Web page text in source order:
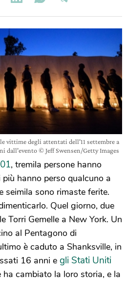
vittime degli attentati dell'11 settembre a
dall'evento © Jeff Swensen/Getty Images
, tremila persone hanno
hanno perso qualcuno a
seimila sono rimaste ferite.
Quel giorno, due
Torri Gemelle a New York. Un
al Pentagono di
è caduto a Shanksville, in
16 anni e gli Stati Uniti
ha cambiato la loro storia, e la